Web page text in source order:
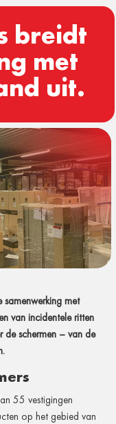
breidt
met
uit.
samenwerking met
van incidentele ritten
schermen – van de
55 vestigingen
op het gebied van